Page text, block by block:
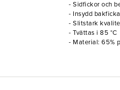
- Sidfickor och
- Insydd bakficka
- Slitstark
- Tvättas i 85 °C
- Material: 65%